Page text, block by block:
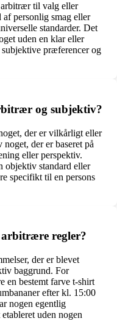
til valg eller
personlig smag eller
standarder. Det
uden en klar eller
subjektive præferencer og
og subjektiv?
der er vilkårligt eller
der er baseret på
eller perspektiv.
objektiv standard eller
specifikt til en persons
arbitrære regler?
der er blevet
baggrund. For
en bestemt farve t-shirt
efter kl. 15:00
nogen egentlig
uden nogen